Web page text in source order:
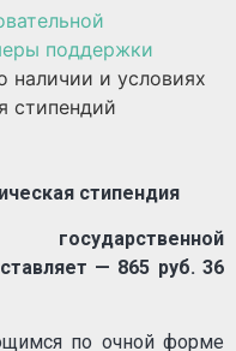
поддержки
наличии и условиях
стипендий
стипендия
— 865 руб. 36
по очной форме